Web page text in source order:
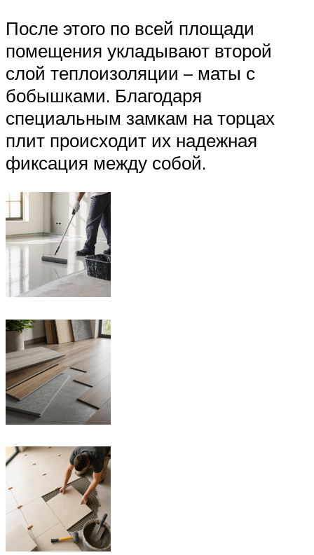
После этого по всей площади
помещения укладывают второй
слой теплоизоляции – маты с
бобышками. Благодаря
специальным замкам на торцах
плит происходит их надежная
фиксация между собой.